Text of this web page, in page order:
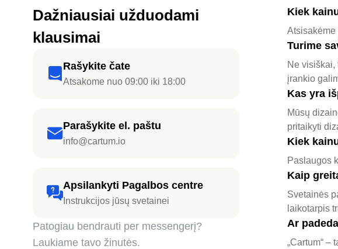
Dažniausiai užduodami
klausimai
Rašykite čate
Atsakome nuo 09:00 iki 18:00
Parašykite el. paštu
info@cartum.io
Apsilankyti Pagalbos centre
Instrukcijos jūsų svetainei
Patogiau bendrauti per messengerį?
Laukiame tavo žinutės.
Kiek
Atsisakėme
Turime
Ne
įrankio
Kas yra
Mūsų
pritaikyti
Kiek
Paslaugos
Kaip
Svetainės
laikotarpis
Ar
„Cartum“ –